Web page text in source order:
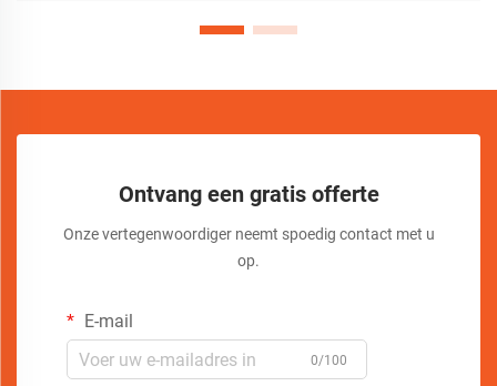
Ontvang een gratis offerte
Onze vertegenwoordiger neemt spoedig contact met u
op.
E-mail
0/100